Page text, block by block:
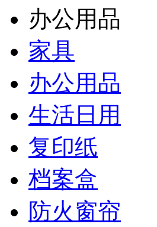
办公用品
家具
办公用品
生活日用
复印纸
档案盒
防火窗帘